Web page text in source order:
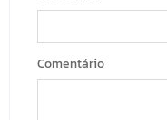
Comentário